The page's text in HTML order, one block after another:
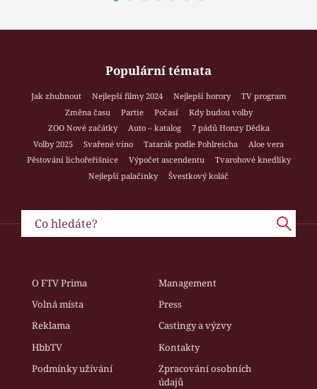
Populární témata
Jak zhubnout Nejlepší filmy 2024 Nejlepší horory
TV program
Změna času
Partie Počasí
Kdy budou volby
ZOO Nové začátky
Auto – katalog
7 pádů Honzy Dědka
Volby 2025
Svařené víno Tatarák podle Pohlreicha
Aloe vera
Pěstování lichořeřišnice
Výpočet ascendentu
Tvarohové knedlíky
Nejlepší palačinky
Švestkový koláč
O FTV Prima
Management
Volná místa
Press
Reklama
Castingy a výzvy
HbbTV
Kontakty
Podmínky užívání
Zpracování osobních
údajů